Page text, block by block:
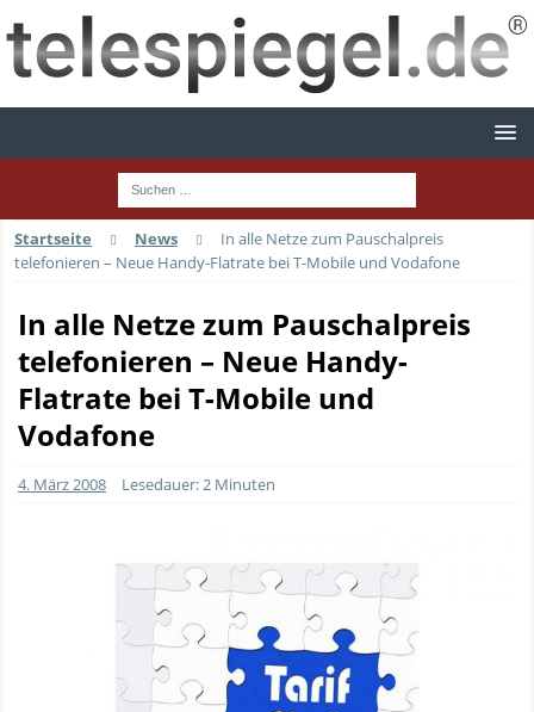
Startseite News
In alle Netze zum Pauschalpreis
telefonieren – Neue Handy-Flatrate bei T-Mobile und Vodafone
In alle Netze zum Pauschalpreis
telefonieren – Neue Handy-
Flatrate bei T-Mobile und
Vodafone
4. März 2008 Lesedauer: 2 Minuten